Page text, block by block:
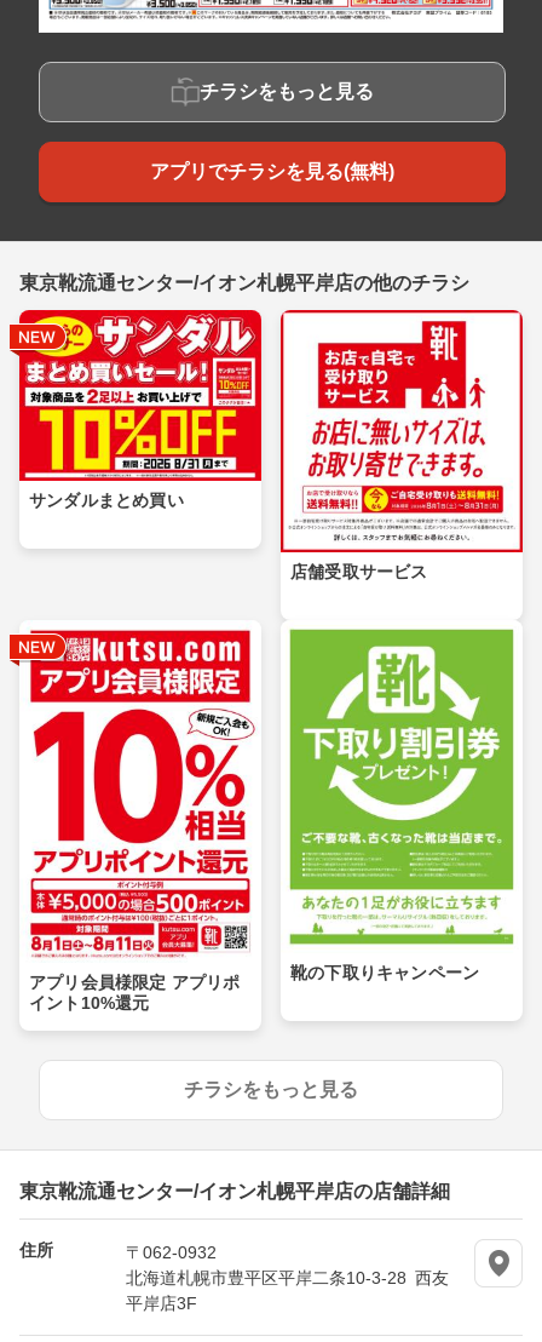
チラシをもっと見る
アプリでチラシを見る(無料)
東京靴流通センター/イオン札幌平岸店の他のチラシ
サンダルまとめ買い
店舗受取サービス
アプリ会員様限定 アプリポ
イント10%還元
靴の下取りキャンペーン
チラシをもっと見る
東京靴流通センター/イオン札幌平岸店の店舗詳細
住所
〒062-0932
北海道札幌市豊平区平岸二条10-3-28 西友
平岸店3F